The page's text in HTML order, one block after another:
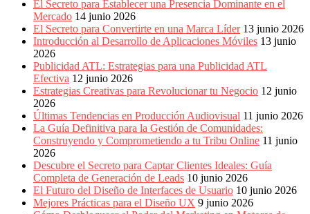
El Secreto para Establecer una Presencia Dominante en el
Mercado 14 junio 2026
El Secreto para Convertirte en una Marca Líder 13 junio 2026
Introducción al Desarrollo de Aplicaciones Móviles 13 junio
2026
Publicidad ATL: Estrategias para una Publicidad ATL
Efectiva 12 junio 2026
Estrategias Creativas para Revolucionar tu Negocio 12 junio
2026
Últimas Tendencias en Producción Audiovisual 11 junio 2026
La Guía Definitiva para la Gestión de Comunidades:
Construyendo y Comprometiendo a tu Tribu Online 11 junio
2026
Descubre el Secreto para Captar Clientes Ideales: Guía
Completa de Generación de Leads 10 junio 2026
El Futuro del Diseño de Interfaces de Usuario 10 junio 2026
Mejores Prácticas para el Diseño UX 9 junio 2026